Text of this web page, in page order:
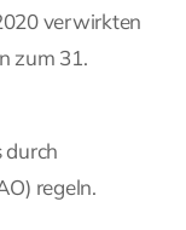
verwirkten
zum 31.
durch
regeln.